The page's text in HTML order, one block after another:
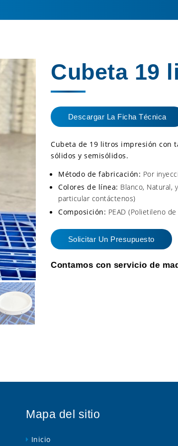
Cubeta 19
Descargar La Ficha Técnica
Cubeta de 19 litros impresión con
sólidos y semisólidos.
Método de fabricación: Por
Colores de línea: Blanco, Natural,
particular contáctenos)
Composición: PEAD (Polietileno
Solicitar Un Presupuesto
Contamos con servicio de
Mapa del sitio
Inicio